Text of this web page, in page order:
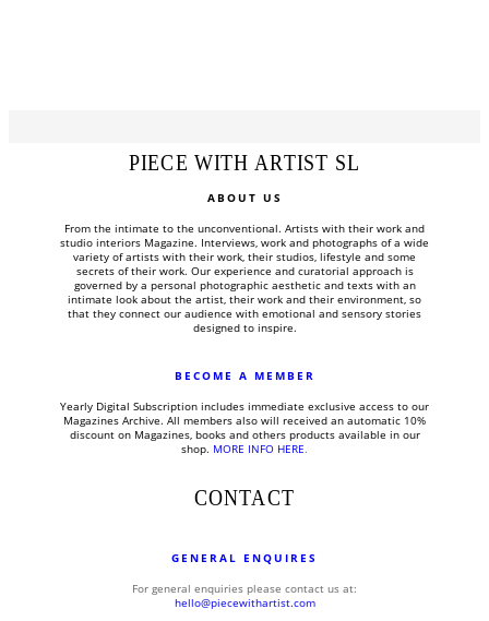
PIECE WITH ARTIST SL
ABOUT US
From the intimate to the unconventional. Artists with their work and
studio interiors Magazine. Interviews, work and photographs of a wide
variety of artists with their work, their studios, lifestyle and some
secrets of their work. Our experience and curatorial approach is
governed by a personal photographic aesthetic and texts with an
intimate look about the artist, their work and their environment, so
that they connect our audience with emotional and sensory stories
designed to inspire.
BECOME A MEMBER
Yearly Digital Subscription includes immediate exclusive access to our
Magazines Archive. All members also will received an automatic 10%
discount on Magazines, books and others products available in our
shop. MORE INFO HERE.
CONTACT
GENERAL ENQUIRES
For general enquiries please contact us at:
hello@piecewithartist.com